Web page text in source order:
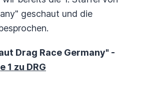
geschaut und die
Drag Race Germany" -
1 zu DRG